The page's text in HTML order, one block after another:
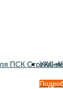
ПСК УКС-